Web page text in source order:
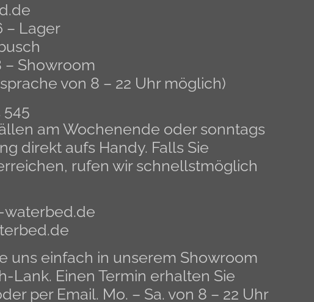
– Lager
– Showroom
von 8 – 22 Uhr möglich)
545
am Wochenende oder sonntags
direkt aufs Handy. Falls Sie
rufen wir schnellstmöglich
waterbed.de
uns einfach in unserem Showroom
Lank. Einen Termin erhalten Sie
per Email. Mo. – Sa. von 8 – 22 Uhr